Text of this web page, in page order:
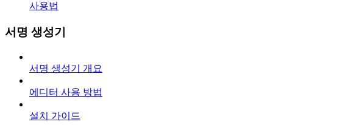
사용법
서명 생성기
서명 생성기 개요
에디터 사용 방법
설치 가이드